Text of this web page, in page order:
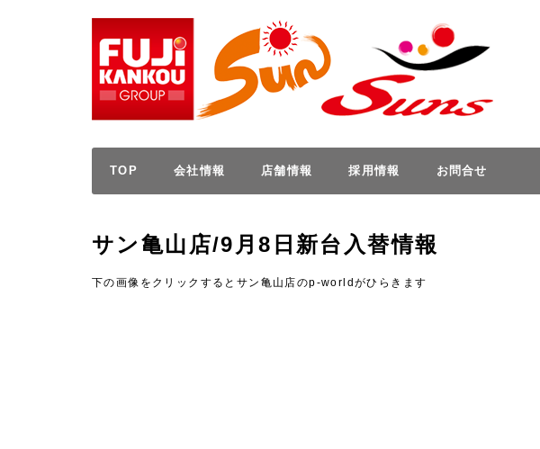
TOP 会社情報 店舗情報 採用情報 お問合せ
サン亀山店/9月8日新台入替情報
下の画像をクリックするとサン亀山店のp-worldがひらきます